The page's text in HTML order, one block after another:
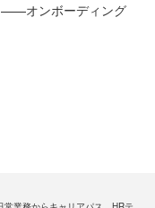
——オンボーディング